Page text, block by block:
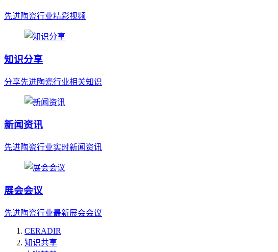
先进陶瓷行业精彩视频
知识分享
分享先进陶瓷行业相关知识
新闻资讯
先进陶瓷行业实时新闻资讯
展会会议
先进陶瓷行业最新展会会议
CERADIR
知识共享